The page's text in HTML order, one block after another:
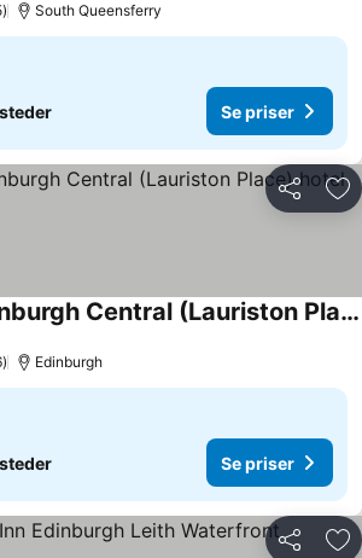
South Queensferry
Se priser
Del
Premier Inn Edinburgh Central (Lauriston Place) hotel
Edinburgh
Se priser
Del